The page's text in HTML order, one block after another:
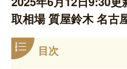
取相場 質屋鈴木 名古
目次